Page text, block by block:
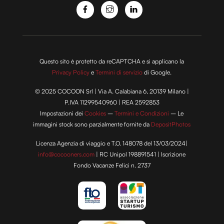
con altre informazioni che hai fornito loro o che hanno
raccolto dal tuo utilizzo dei loro servizi.
Questo sito è protetto da reCAPTCHA e si applicano la
Privacy Policy eTermini di servizio di Google.
© 2025 COCOON Srl | Via A. Calabiana 6, 20139 Milano |
P.IVA 11299540960 | REA 2592853
Impostazioni deiCookies –Termini e Condizioni – Le
immagini stock sono parzialmente fornite da DepositPhotos
Licenza Agenzia di viaggio e T.O. 148078 del 13/03/2024|
info@cocooners.com | RC Unipol 198891541 | Iscrizione
Fondo Vacanze Felici n. 2737